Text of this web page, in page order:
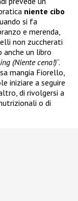
niente cibo
si fa
e merenda,
non zuccherati
anche un libro
(Niente cena!)“.
mangia Fiorello,
iniziare a seguire
di rivolgersi a
o di